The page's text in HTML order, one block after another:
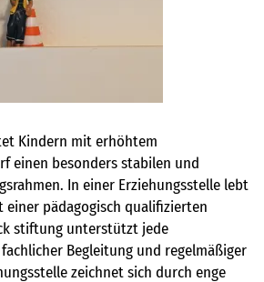
Kindern mit erhöhtem
einen besonders stabilen und
In einer Erziehungsstelle lebt
einer pädagogisch qualifizierten
stiftung unterstützt jede
Begleitung und regelmäßiger
zeichnet sich durch enge